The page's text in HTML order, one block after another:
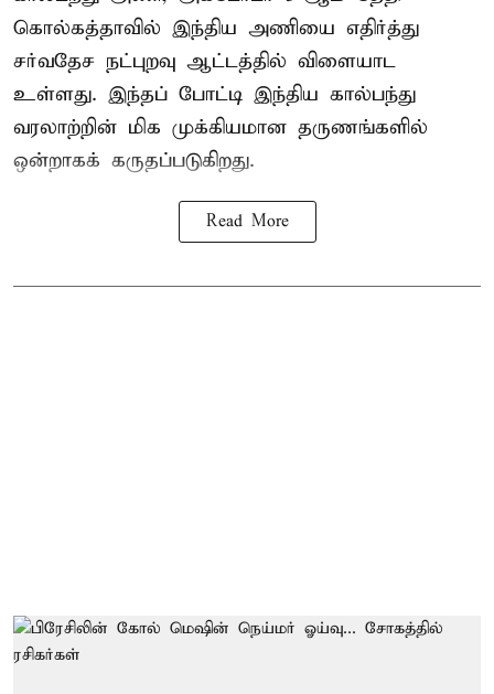
கொல்கத்தாவில் இந்திய அணியை எதிர்த்து
சர்வதேச நட்புறவு ஆட்டத்தில் விளையாட
உள்ளது. இந்தப் போட்டி இந்திய கால்பந்து
வரலாற்றின் மிக முக்கியமான தருணங்களில்
ஒன்றாகக் கருதப்படுகிறது.
Read More